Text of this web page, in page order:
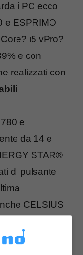
i PC ecco
e ESPRIMO
i5 vPro?
e con
realizzati con
e
da 14 e
STAR®
di pulsante
CELSIUS